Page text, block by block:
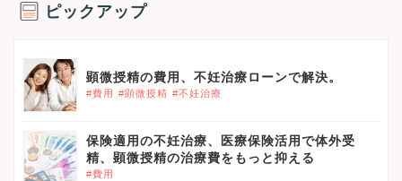
ピックアップ
顕微授精の費用、不妊治療ローンで解決。
#費用 #顕微授精 #不妊治療
保険適用の不妊治療、医療保険活用で体外受
精、顕微授精の治療費をもっと抑える
#費用